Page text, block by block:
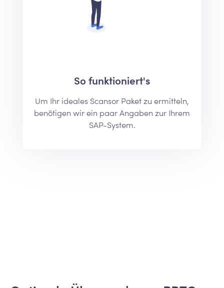
So funktioniert's
Um Ihr ideales Scansor Paket zu ermitteln,
benötigen wir ein paar Angaben zur Ihrem
SAP-System.